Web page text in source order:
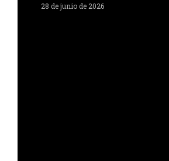
28 de junio de 2026